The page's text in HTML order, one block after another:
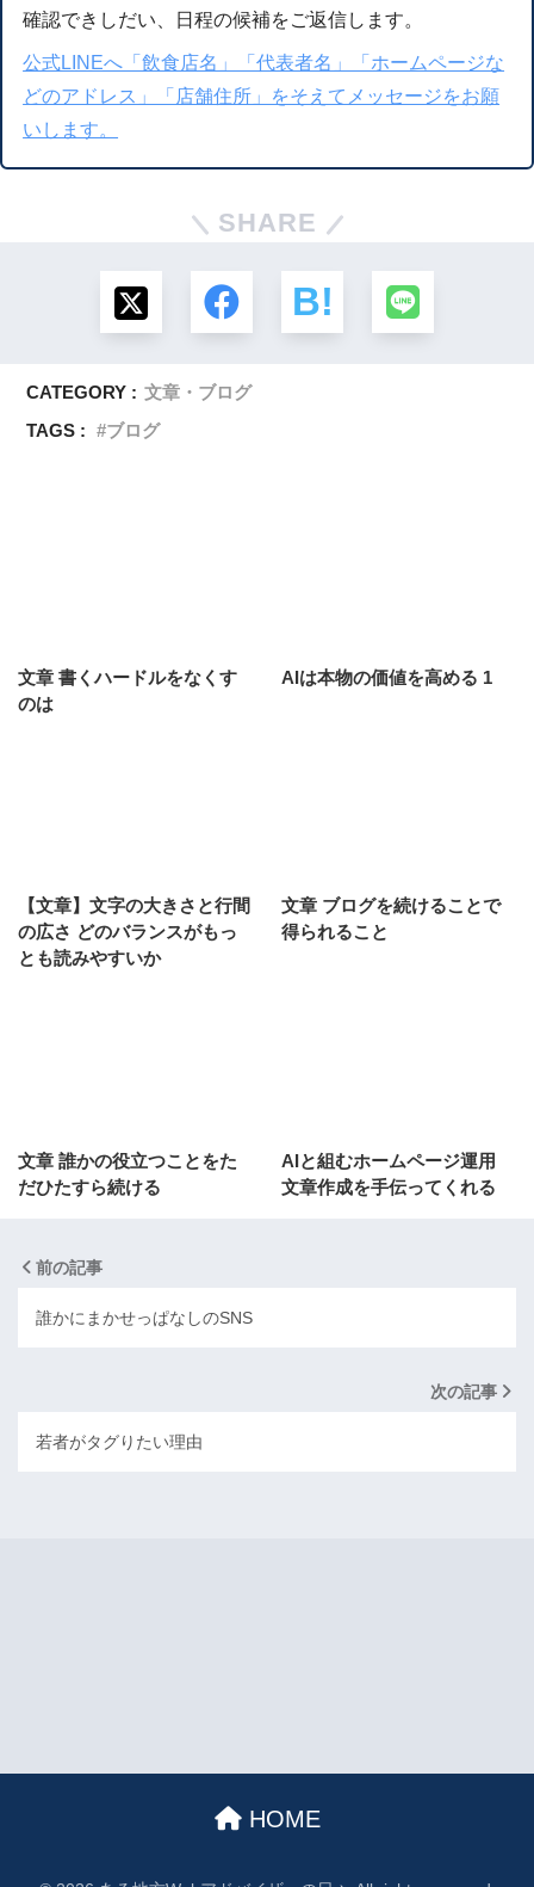
確認できしだい、日程の候補をご返信します。
公式LINEへ「飲食店名」「代表者名」「ホームページな
どのアドレス」「店舗住所」をそえてメッセージをお願
いします。
SHARE
CATEGORY : 文章・ブログ
TAGS :
ブログ
文章 書くハードルをなくす
のは
AIは本物の価値を高める 1
【文章】文字の大きさと行間
の広さ どのバランスがもっ
とも読みやすいか
文章 ブログを続けることで
得られること
文章 誰かの役立つことをた
だひたすら続ける
AIと組むホームページ運用
文章作成を手伝ってくれる
前の記事
誰かにまかせっぱなしのSNS
次の記事
若者がタグりたい理由
HOME